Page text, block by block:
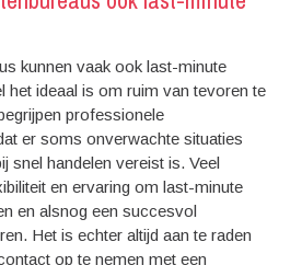
kunnen vaak ook last-minute
het ideaal is om ruim van tevoren te
professionele
er soms onverwachte situaties
snel handelen vereist is. Veel
en ervaring om last-minute
en alsnog een succesvol
Het is echter altijd aan te raden
op te nemen met een